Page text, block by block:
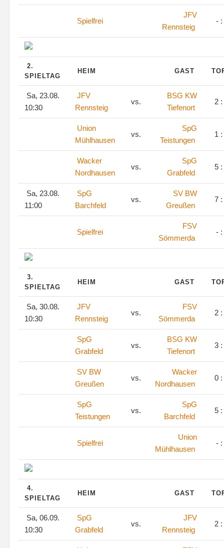
Spielfrei
JFV
Rennsteig
- :
2.
SPIELTAG
HEIM GAST
Sa, 23.08.
10:30
JFV
Rennsteig
vs.
BSG KW
Tiefenort
2
Union
Mühlhausen
vs.
SpG
Teistungen
1
Wacker
Nordhausen
vs.
SpG
Grabfeld
5
Sa, 23.08.
11:00
SpG
Barchfeld
vs.
SV BW
Greußen
7
Spielfrei
FSV
Sömmerda
- :
3.
SPIELTAG
HEIM GAST
Sa, 30.08.
10:30
JFV
Rennsteig
vs.
FSV
Sömmerda
2
SpG
Grabfeld
vs.
BSG KW
Tiefenort
3
SV BW
Greußen
vs.
Wacker
Nordhausen
0
SpG
Teistungen
vs.
SpG
Barchfeld
5
Spielfrei
Union
Mühlhausen
- :
4.
SPIELTAG
HEIM GAST
Sa, 06.09.
10:30
SpG
Grabfeld
vs.
JFV
Rennsteig
2